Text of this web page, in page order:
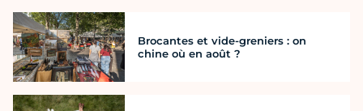
Brocantes et vide-greniers : on
chine où en août ?